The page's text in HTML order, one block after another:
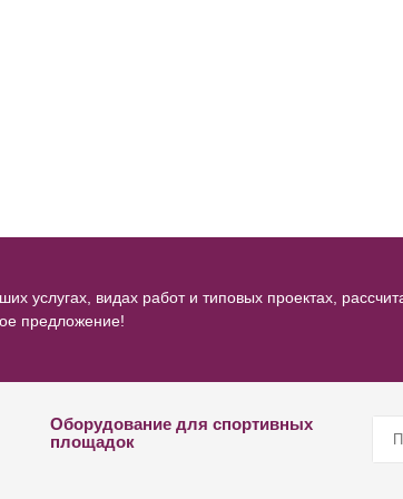
услугах, видах работ и типовых проектах,
предложение!
Оборудование для спортивных
площадок